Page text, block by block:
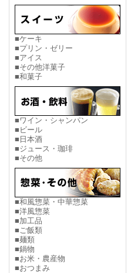
■ケーキ
■プリン・ゼリー
■アイス
■その他洋菓子
■和菓子
■ワイン・シャンパン
■ビール
■日本酒
■ジュース・珈琲
■その他
■和風惣菜・中華惣菜
■洋風惣菜
■加工品
■ご飯類
■麺類
■鍋物
■お米・農産物
■おつまみ